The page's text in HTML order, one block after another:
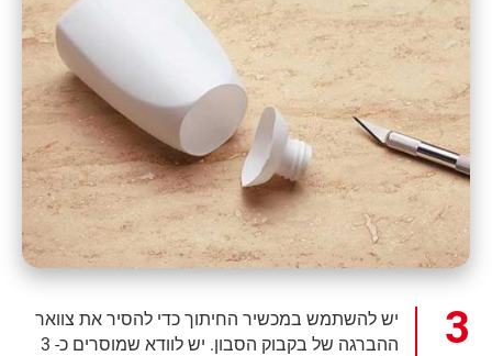
יש להשתמש במכשיר החיתוך כדי להסיר את צוואר
ההברגה של בקבוק הסבון. יש לוודא שמוסרים כ- 3